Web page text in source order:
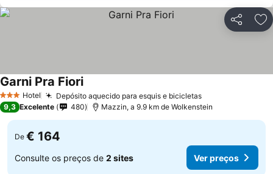
Partilhar
3 EstrelasHotel Depósito aquecido para esquis e bicicletasVer preços
Garni Pra FioriVer preços
9,3 Excelente 480 Mazzin, a 9.9 km de Wolkenstein
De € 164
Consulte os preços de 2 sites Ver preços